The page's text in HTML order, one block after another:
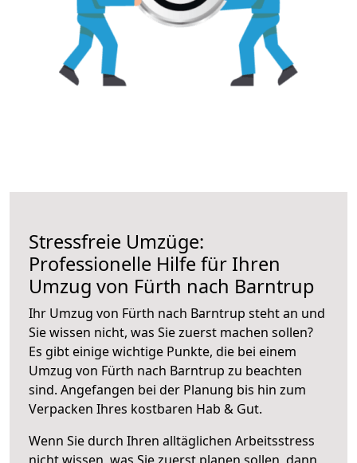
Stressfreie Umzüge:
Professionelle Hilfe für Ihren
Umzug von Fürth nach Barntrup
Ihr Umzug von Fürth nach Barntrup steht an und
Sie wissen nicht, was Sie zuerst machen sollen?
Es gibt einige wichtige Punkte, die bei einem
Umzug von Fürth nach Barntrup zu beachten
sind. Angefangen bei der Planung bis hin zum
Verpacken Ihres kostbaren Hab & Gut.
Wenn Sie durch Ihren alltäglichen Arbeitsstress